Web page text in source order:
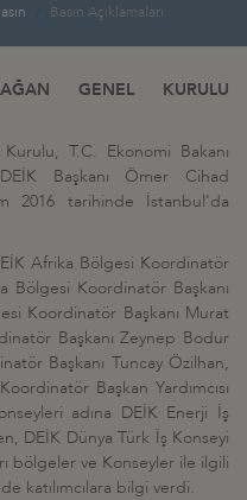
Basın Açıklamaları
GENEL KURULU
T.C. Ekonomi Bakanı
Başkanı Ömer Cihad
2016 tarihinde İstanbul'da
Afrika Bölgesi Koordinatör
Bölgesi Koordinatör Başkanı
Koordinatör Başkanı Murat
Başkanı Zeynep Bodur
Başkanı Tuncay Özilhan,
Başkan Yardımcısı
adına DEİK Enerji İş
DEİK Dünya Türk İş Konseyi
bölgeler ve Konseyler ile ilgili
katılımcılara bilgi verdi.